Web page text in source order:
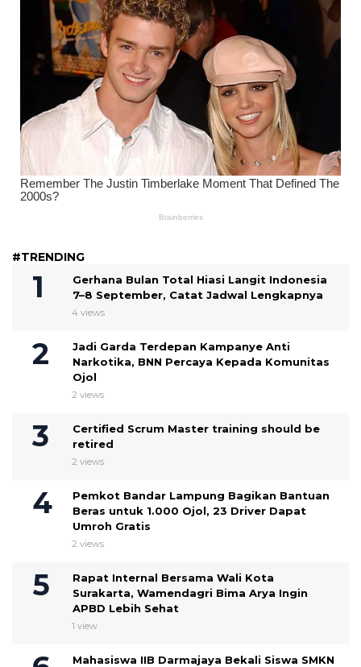
#TRENDING
Gerhana Bulan Total Hiasi Langit Indonesia
7–8 September, Catat Jadwal Lengkapnya
4 views
Jadi Garda Terdepan Kampanye Anti
Narkotika, BNN Percaya Kepada Komunitas
Ojol
2 views
Certified Scrum Master training should be
retired
2 views
Pemkot Bandar Lampung Bagikan Bantuan
Beras untuk 1.000 Ojol, 23 Driver Dapat
Umroh Gratis
2 views
Rapat Internal Bersama Wali Kota
Surakarta, Wamendagri Bima Arya Ingin
APBD Lebih Sehat
1 view
Mahasiswa IIB Darmajaya Bekali Siswa SMKN